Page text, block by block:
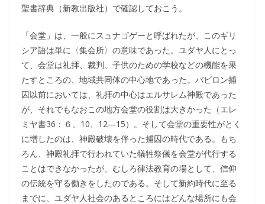
聖書辞典（新教出版社）で確認しておこう。
「会堂」は、一般にスュナゴゲーと呼ばれたが、このギリ
シア語は単に〈集会所〉の意味であった。ユダヤ人にとっ
て、会堂は礼拝、裁判、子供のための学校などの機能を果
たすところの、地域共同体の中心地であった。バビロン捕
囚以前においては、礼拝の中心はエルサレム神殿であった
が、それでもなおこの地方会堂の役割は大きかった（エレ
ミヤ書36：６、10、12―15）。そして会堂の重要性がとく
に増したのは、神殿破壊を伴った捕囚の時代である。もち
ろん、神殿礼拝で行われていた犠牲祭儀を会堂が代行する
ことはできなかったが、むしろ律法教育の場として、信仰
の伝統を守る働きをしたのである。そして新約時代に至る
までに、ユダヤ人社会のあるところにはどんな場所にも会